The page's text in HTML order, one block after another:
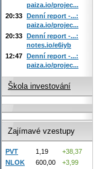
paiza.io/projec...
20:33 Denní report -...:
paiza.io/projec...
20:33 Denní report -...:
notes.io/e6iyb
12:47 Denní report -...:
paiza.io/projec...
Škola investování
Zajímavé vzestupy
PVT 1,19
+38,37
NLOK
600,00
+3,99